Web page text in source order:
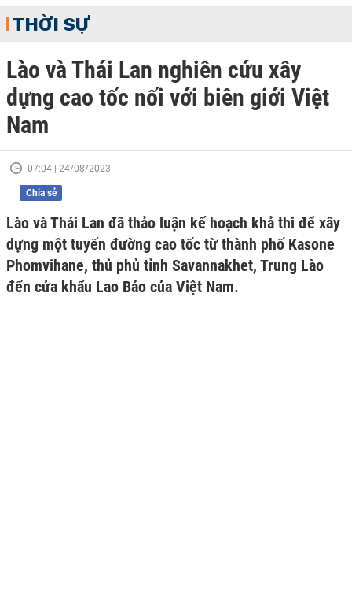
THỜI SỰ
Lào và Thái Lan nghiên cứu xây
dựng cao tốc nối với biên giới Việt
Nam
07:04 | 24/08/2023
Chia sẻ
Lào và Thái Lan đã thảo luận kế hoạch khả thi để xây
dựng một tuyến đường cao tốc từ thành phố Kasone
Phomvihane, thủ phủ tỉnh Savannakhet, Trung Lào
đến cửa khẩu Lao Bảo của Việt Nam.